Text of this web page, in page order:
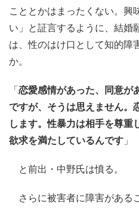
こととかはまったくない。興
い」と証言するように、結婚
は、性のはけ口として知的障
か。
「 恋愛感情があった、同意が
ですが、そうは思えません。
します。性暴力は相手を尊重
欲求を満たしているんです 」
と前出・中野氏は憤る。
さらに被害者に障害がある